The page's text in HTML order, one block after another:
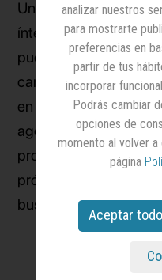
Un proyecto
íntegramente desde
puede ser una buena
campaña que acaba
en Francia, cuya
agencia del grupo
propuesta, cuya
próximamente a otros
busca reforzar el
analizar nuestros
para mostrarte
preferencias en
partir de tus
incorporar
Podrás cambiar
opciones de
momento al volver
página
Aceptar todo